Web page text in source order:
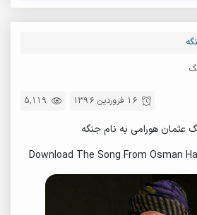
5,119 16 فروردین 1396
عثمان هورامی به نام جنگه
Download The Song From Osman